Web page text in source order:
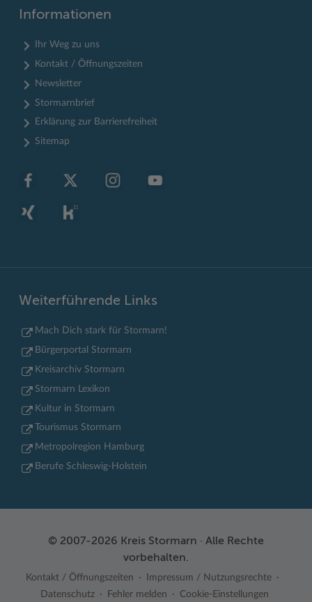
Informationen
Ihr Weg zu uns
Kontakt / Öffnungszeiten
Newsletter
Stormarnbrief
Erklärung zur Barrierefreiheit
Sitemap
Weiterführende Links
Mach Dich stark für Stormarn!
Bürgerportal Stormarn
Kreisarchiv Stormarn
Stormarn Lexikon
Kultur in Stormarn
Tourismus Stormarn
Metropolregion Hamburg
Berufe Schleswig-Holstein
© 2007-2026 Kreis Stormarn · Alle Rechte
vorbehalten.
Kontakt / Öffnungszeiten
Impressum / Nutzungsrechte
Datenschutz
Fehler melden Cookie-Einstellungen